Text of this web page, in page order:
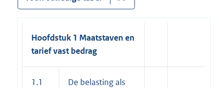
Hoofdstuk 1 Maatstaven en
tarief vast bedrag
1.1
De belasting als